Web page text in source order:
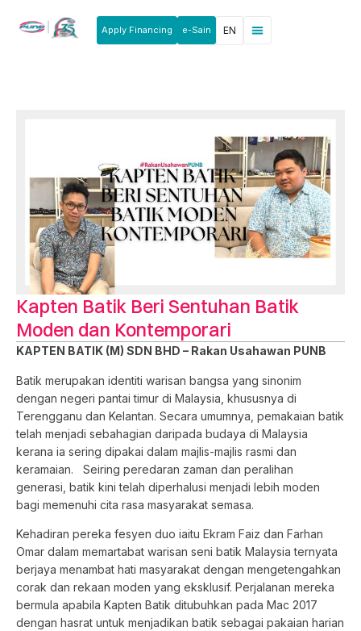
Apply Financing e-Sain EN
Kapten Batik Beri Sentuhan Batik
Moden dan Kontemporari
KAPTEN BATIK (M) SDN BHD – Rakan Usahawan PUNB
Batik merupakan identiti warisan bangsa yang sinonim
dengan negeri pantai timur di Malaysia, khususnya di
Terengganu dan Kelantan. Secara umumnya, pemakaian batik
telah menjadi sebahagian daripada budaya di Malaysia
kerana ia sering dipakai dalam majlis-majlis rasmi dan
keramaian. Seiring peredaran zaman dan peralihan
generasi, batik kini telah diperhalusi menjadi lebih moden
bagi memenuhi cita rasa masyarakat semasa.
Kehadiran pereka fesyen duo iaitu Ekram Faiz dan Farhan
Omar dalam memartabat warisan seni batik Malaysia ternyata
berjaya menambat hati masyarakat dengan mengetengahkan
corak dan rekaan moden yang eksklusif. Perjalanan mereka
bermula apabila Kapten Batik ditubuhkan pada Mac 2017
dengan hasrat untuk menjadikan batik sebagai pakaian harian